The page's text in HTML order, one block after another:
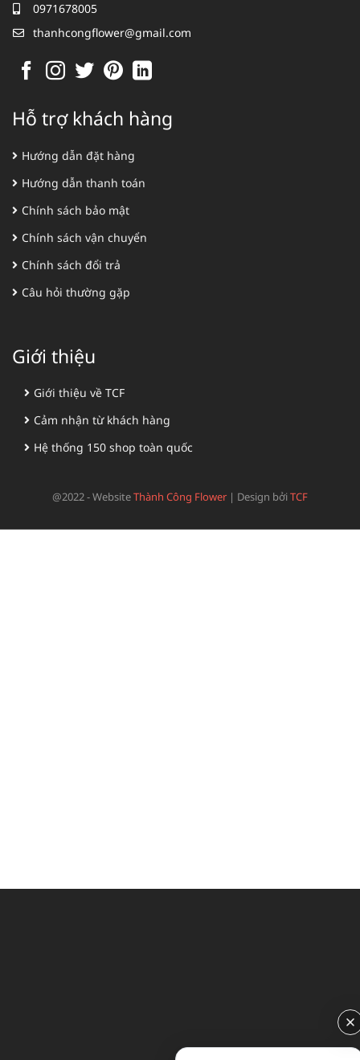
0971678005
thanhcongflower@gmail.com
Hỗ trợ khách hàng
Hướng dẫn đặt hàng
Hướng dẫn thanh toán
Chính sách bảo mật
Chính sách vận chuyển
Chính sách đổi trả
Câu hỏi thường gặp
Giới thiệu
Giới thiệu về TCF
Cảm nhận từ khách hàng
Hệ thống 150 shop toàn quốc
@2022 - WebsiteThành Công Flower | Design bởiTCF